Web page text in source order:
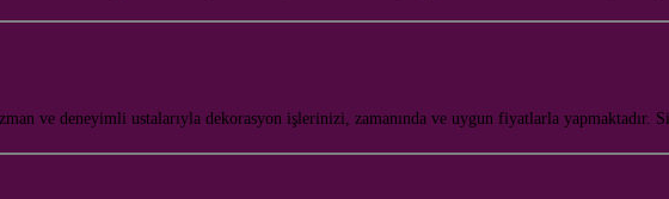
ve deneyimli ustalarıyla dekorasyon işlerinizi, zamanında ve uygun fiyatlarla yapmaktadır.